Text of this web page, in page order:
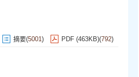
摘要(5001) PDF (463KB)(792)